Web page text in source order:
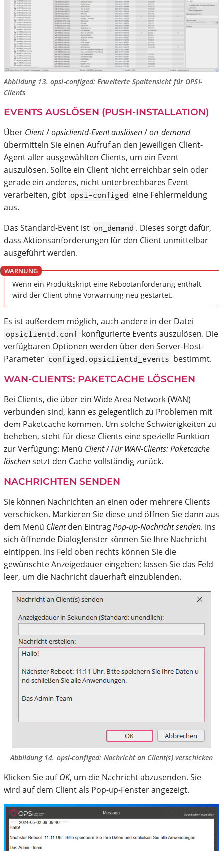
Abbildung 13. opsi-configed: Erweiterte Spaltensicht für OPSI-
Clients
EVENTS AUSLÖSEN (PUSH-INSTALLATION)
Über Client/opsiclientd-Event auslösen/on_demand
übermitteln Sie einen Aufruf an den jeweiligen Client-
Agent aller ausgewählten Clients, um ein Event
auszulösen. Sollte ein Client nicht erreichbar sein oder
gerade ein anderes, nicht unterbrechbares Event
verarbeiten, gibt opsi-configed eine Fehlermeldung
aus.
Das Standard-Event ist on_demand . Dieses sorgt dafür,
dass Aktionsanforderungen für den Client unmittelbar
ausgeführt werden.
Wenn ein Produktskript eine Rebootanforderung enthält,
wird der Client ohne Vorwarnung neu gestartet.
Es ist außerdem möglich, auch andere in der Datei
opsiclientd.conf konfigurierte Events auszulösen. Die
verfügbaren Optionen werden über den Server-Host-
Parameter configed.opsiclientd_events bestimmt.
WAN-CLIENTS: PAKETCACHE LÖSCHEN
Bei Clients, die über ein Wide Area Network (WAN)
verbunden sind, kann es gelegentlich zu Problemen mit
dem Paketcache kommen. Um solche Schwierigkeiten zu
beheben, steht für diese Clients eine spezielle Funktion
zur Verfügung: Menü Client/Für WAN-Clients: Paketcache
löschensetzt den Cache vollständig zurück.
NACHRICHTEN SENDEN
Sie können Nachrichten an einen oder mehrere Clients
verschicken. Markieren Sie diese und öffnen Sie dann aus
dem Menü Clientden EintragPop-up-Nachricht senden. Ins
sich öffnende Dialogfenster können Sie Ihre Nachricht
eintippen. Ins Feld oben rechts können Sie die
gewünschte Anzeigedauer eingeben; lassen Sie das Feld
leer, um die Nachricht dauerhaft einzublenden.
Abbildung 14. opsi-configed: Nachricht an Client(s) verschicken
Klicken Sie aufOK, um die Nachricht abzusenden. Sie
wird auf dem Client als Pop-up-Fenster angezeigt.